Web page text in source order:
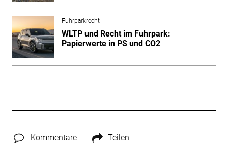
Fuhrparkrecht
WLTP und Recht im Fuhrpark:
Papierwerte in PS und CO2
Kommentare Teilen